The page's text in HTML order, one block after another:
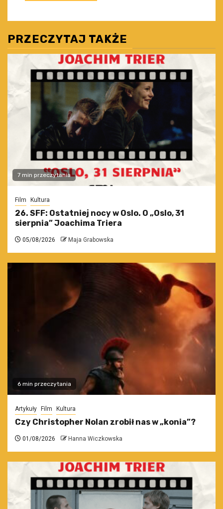
PRZECZYTAJ TAKŻE
7 min przeczytania
Film Kultura
26. SFF: Ostatniej nocy w Oslo. O „Oslo, 31
sierpnia” Joachima Triera
05/08/2026 Maja Grabowska
6 min przeczytania
Artykuły Film Kultura
Czy Christopher Nolan zrobił nas w „konia”?
01/08/2026 Hanna Wiczkowska